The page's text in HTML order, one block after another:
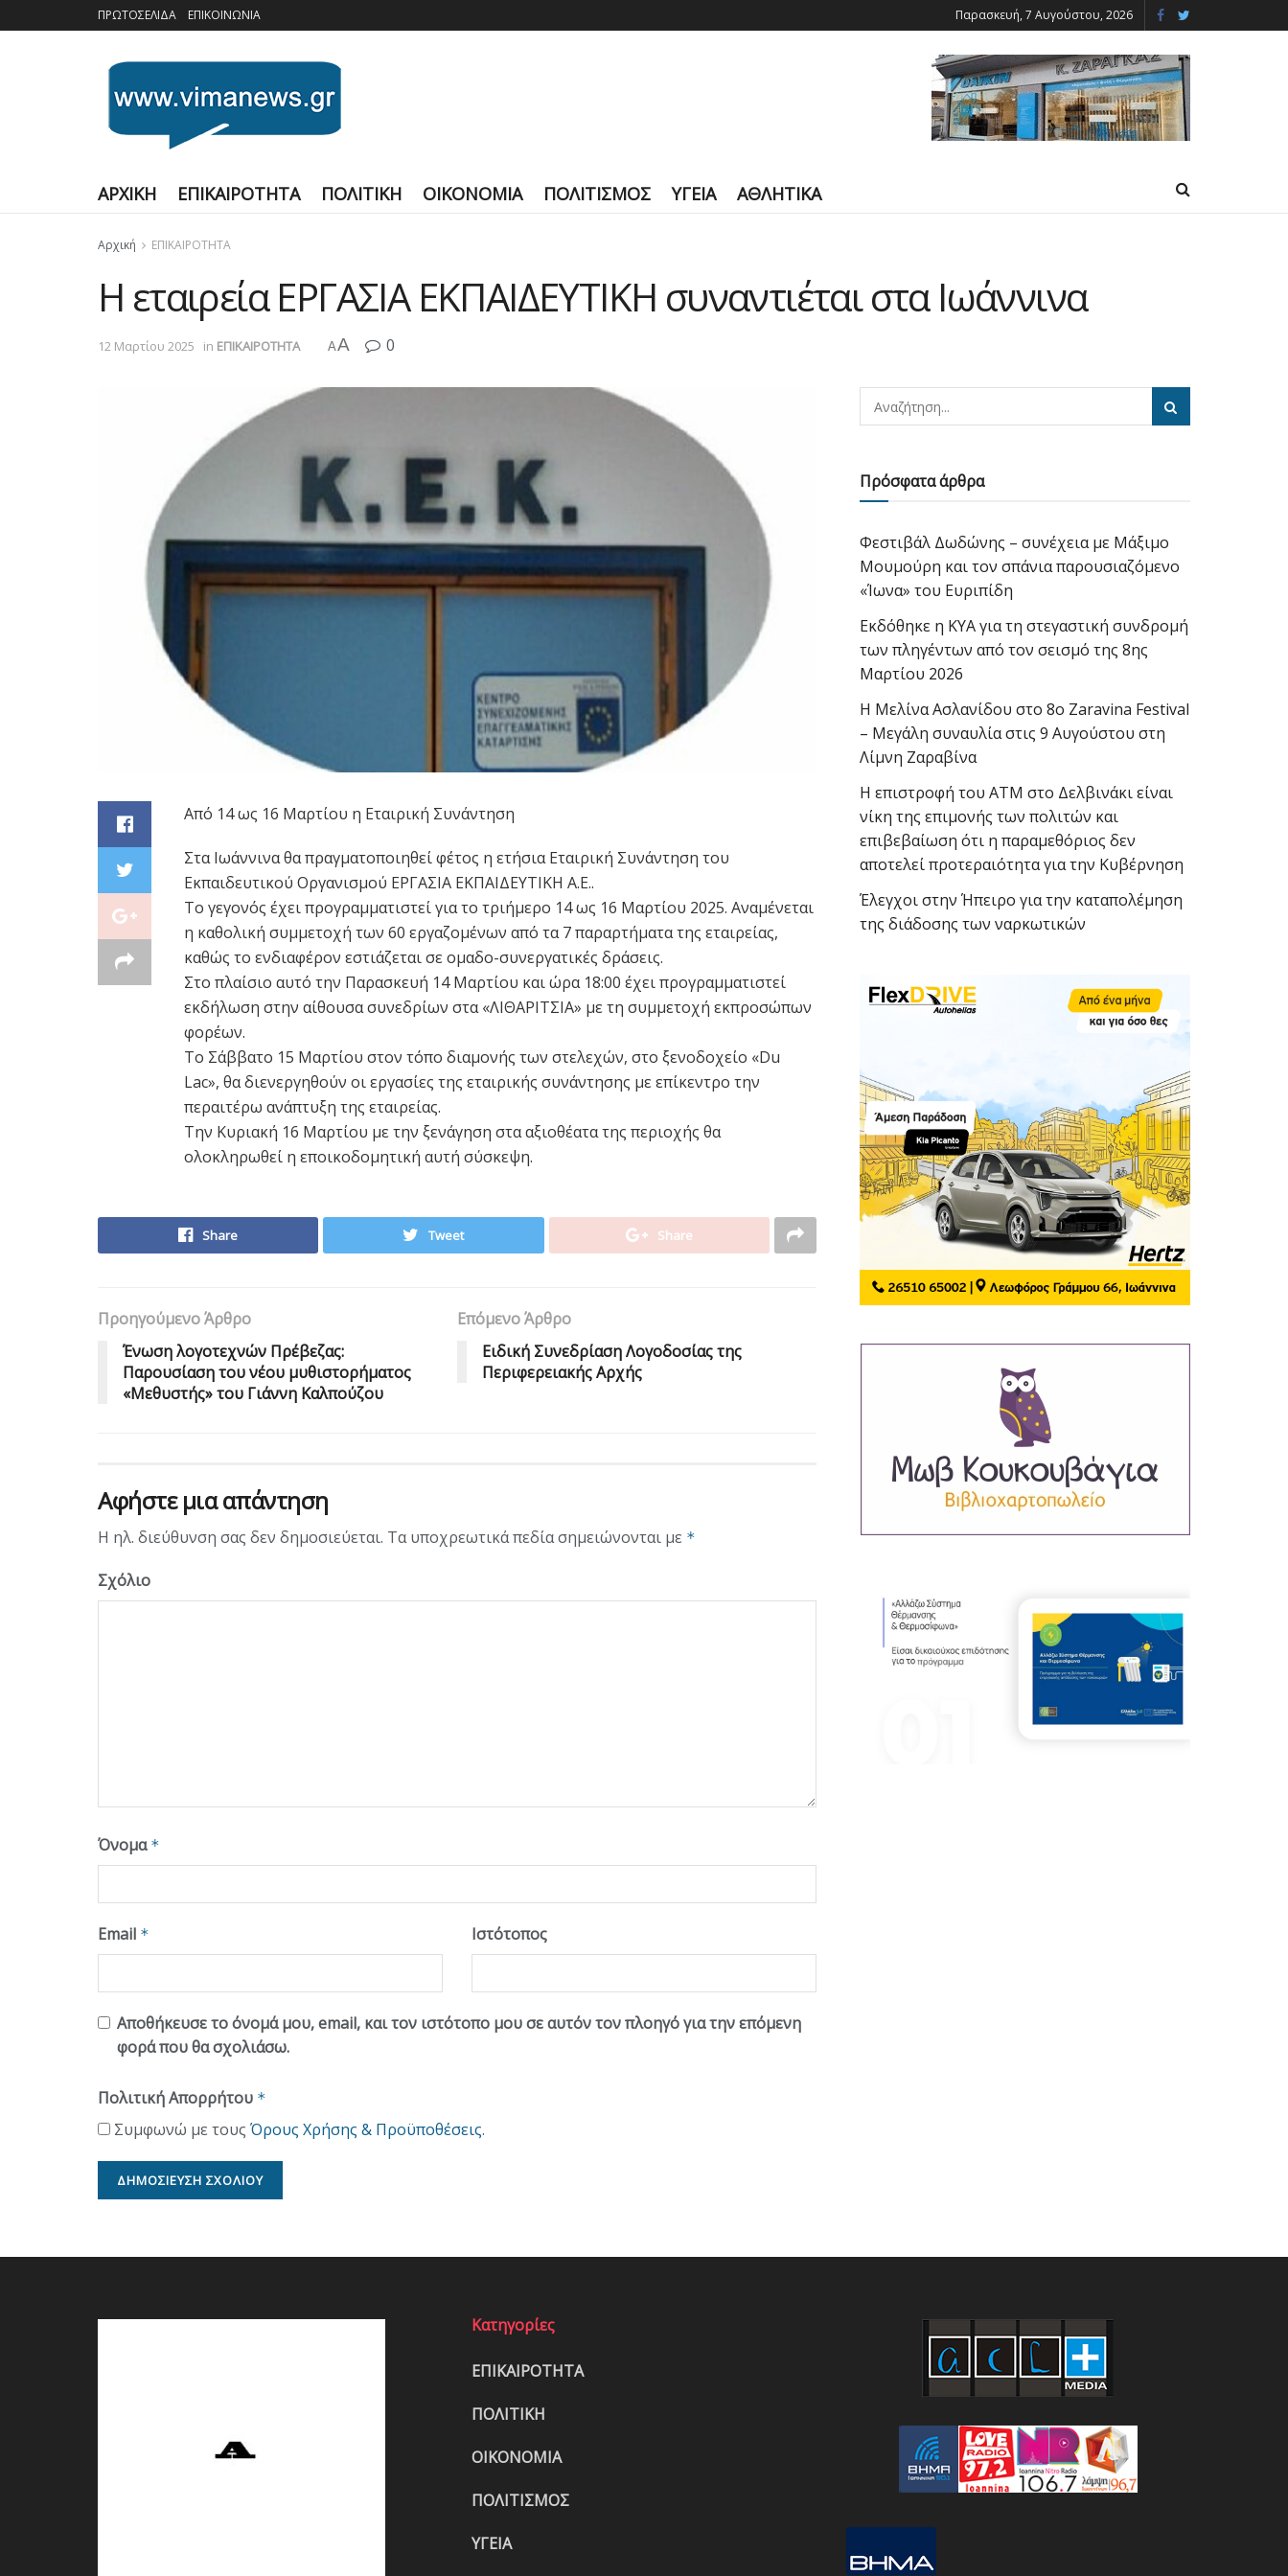
ΠΡΩΤΟΣΕΛΙΔΑ ΕΠΙΚΟΙΝΩΝΙΑ Παρασκευή, 7 Αυγούστου, 2026
ΑΡΧΙΚΗ ΕΠΙΚΑΙΡΟΤΗΤΑ ΠΟΛΙΤΙΚΗ ΟΙΚΟΝΟΜΙΑ ΠΟΛΙΤΙΣΜΟΣ ΥΓΕΙΑ ΑΘΛΗΤΙΚΑ
Αρχική ΕΠΙΚΑΙΡΟΤΗΤΑ
Η εταιρεία ΕΡΓΑΣΙΑ ΕΚΠΑΙΔΕΥΤΙΚΗ συναντιέται στα Ιωάννινα
12 Μαρτίου 2025 in ΕΠΙΚΑΙΡΟΤΗΤΑ AA 0
Από 14 ως 16 Μαρτίου η Εταιρική Συνάντηση
Στα Ιωάννινα θα πραγματοποιηθεί φέτος η ετήσια Εταιρική Συνάντηση του
Εκπαιδευτικού Οργανισμού ΕΡΓΑΣΙΑ ΕΚΠΑΙΔΕΥΤΙΚΗ Α.Ε..
Το γεγονός έχει προγραμματιστεί για το τριήμερο 14 ως 16 Μαρτίου 2025. Αναμένεται
η καθολική συμμετοχή των 60 εργαζομένων από τα 7 παραρτήματα της εταιρείας,
καθώς το ενδιαφέρον εστιάζεται σε ομαδο-συνεργατικές δράσεις.
Στο πλαίσιο αυτό την Παρασκευή 14 Μαρτίου και ώρα 18:00 έχει προγραμματιστεί
εκδήλωση στην αίθουσα συνεδρίων στα «ΛΙΘΑΡΙΤΣΙΑ» με τη συμμετοχή εκπροσώπων
φορέων.
Το Σάββατο 15 Μαρτίου στον τόπο διαμονής των στελεχών, στο ξενοδοχείο «Du
Lac», θα διενεργηθούν οι εργασίες της εταιρικής συνάντησης με επίκεντρο την
περαιτέρω ανάπτυξη της εταιρείας.
Την Κυριακή 16 Μαρτίου με την ξενάγηση στα αξιοθέατα της περιοχής θα
ολοκληρωθεί η εποικοδομητική αυτή σύσκεψη.
Share Tweet Share
Προηγούμενο Άρθρο
Ένωση λογοτεχνών Πρέβεζας:
Παρουσίαση του νέου μυθιστορήματος
«Μεθυστής» του Γιάννη Καλπούζου
Επόμενο Άρθρο
Ειδική Συνεδρίαση Λογοδοσίας της
Περιφερειακής Αρχής
Αφήστε μια απάντηση
Η ηλ. διεύθυνση σας δεν δημοσιεύεται. Τα υποχρεωτικά πεδία σημειώνονται με *
Σχόλιο
Όνομα *
Email * Ιστότοπος
Αποθήκευσε το όνομά μου, email, και τον ιστότοπο μου σε αυτόν τον πλοηγό για την επόμενη
φορά που θα σχολιάσω.
Πολιτική Απορρήτου *
Συμφωνώ με τους Όρους Χρήσης & Προϋποθέσεις.
Πρόσφατα άρθρα
Φεστιβάλ Δωδώνης – συνέχεια με Μάξιμο
Μουμούρη και τον σπάνια παρουσιαζόμενο
«Ίωνα» του Ευριπίδη
Εκδόθηκε η ΚΥΑ για τη στεγαστική συνδρομή
των πληγέντων από τον σεισμό της 8ης
Μαρτίου 2026
Η Μελίνα Ασλανίδου στο 8ο Zaravina Festival
– Μεγάλη συναυλία στις 9 Αυγούστου στη
Λίμνη Ζαραβίνα
Η επιστροφή του ΑΤΜ στο Δελβινάκι είναι
νίκη της επιμονής των πολιτών και
επιβεβαίωση ότι η παραμεθόριος δεν
αποτελεί προτεραιότητα για την Κυβέρνηση
Έλεγχοι στην Ήπειρο για την καταπολέμηση
της διάδοσης των ναρκωτικών
Κατηγορίες
ΕΠΙΚΑΙΡΟΤΗΤΑ
ΠΟΛΙΤΙΚΗ
ΟΙΚΟΝΟΜΙΑ
ΠΟΛΙΤΙΣΜΟΣ
ΥΓΕΙΑ